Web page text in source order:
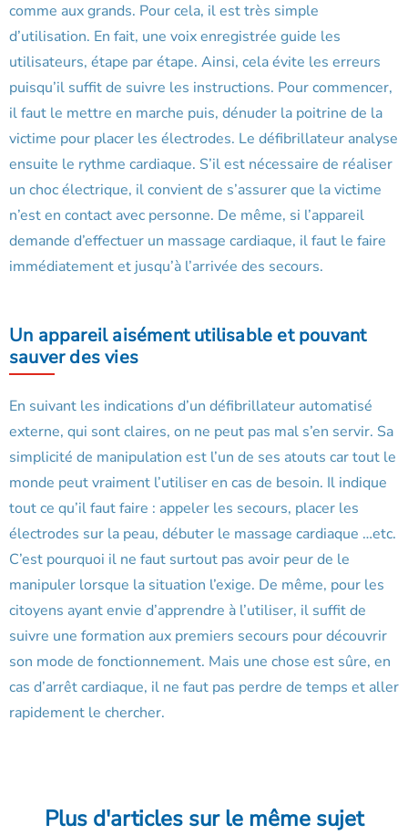
comme aux grands. Pour cela, il est très simple
d’utilisation. En fait, une voix enregistrée guide les
utilisateurs, étape par étape. Ainsi, cela évite les erreurs
puisqu’il suffit de suivre les instructions. Pour commencer,
il faut le mettre en marche puis, dénuder la poitrine de la
victime pour placer les électrodes. Le défibrillateur analyse
ensuite le rythme cardiaque. S’il est nécessaire de réaliser
un choc électrique, il convient de s’assurer que la victime
n’est en contact avec personne. De même, si l’appareil
demande d’effectuer un massage cardiaque, il faut le faire
immédiatement et jusqu’à l’arrivée des secours.
Un appareil aisément utilisable et pouvant
sauver des vies
En suivant les indications d’un défibrillateur automatisé
externe, qui sont claires, on ne peut pas mal s’en servir. Sa
simplicité de manipulation est l’un de ses atouts car tout le
monde peut vraiment l’utiliser en cas de besoin. Il indique
tout ce qu’il faut faire : appeler les secours, placer les
électrodes sur la peau, débuter le massage cardiaque …etc.
C’est pourquoi il ne faut surtout pas avoir peur de le
manipuler lorsque la situation l’exige. De même, pour les
citoyens ayant envie d’apprendre à l’utiliser, il suffit de
suivre une formation aux premiers secours pour découvrir
son mode de fonctionnement. Mais une chose est sûre, en
cas d’arrêt cardiaque, il ne faut pas perdre de temps et aller
rapidement le chercher.
Plus d'articles sur le même sujet